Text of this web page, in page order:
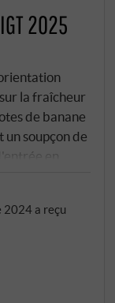
2025
la fraîcheur
de banane
soupçon de
en
En
finale
et
du lot. Le
régionale.
2024 a reçu